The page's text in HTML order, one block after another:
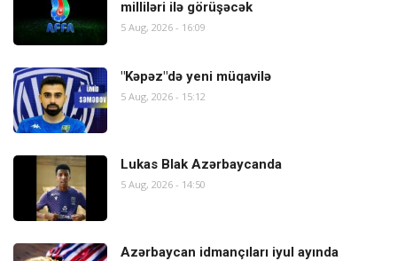
milliləri ilə görüşəcək
5 Aug, 2026 - 16:09
"Kəpəz"də yeni müqavilə
5 Aug, 2026 - 15:12
Lukas Blak Azərbaycanda
5 Aug, 2026 - 14:50
Azərbaycan idmançıları iyul ayında